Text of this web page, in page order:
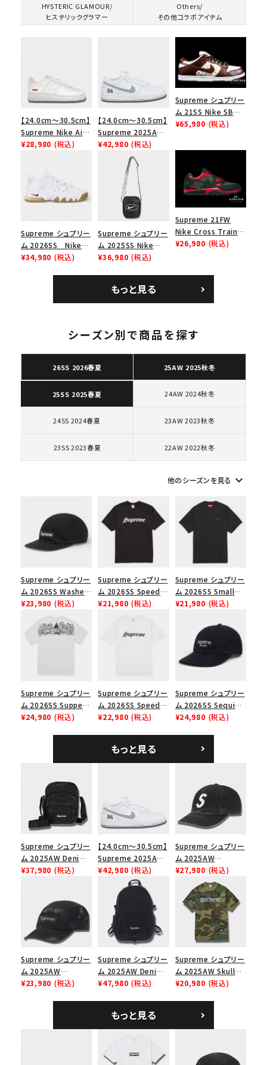
search
人気ワード 2026SS
Tシャツ・ロングスリーブ
カテゴリーから探す
シーズンから探す
価格から探す
円 ～
HYSTERIC GLAMOUR/
ヒステリックグラマー
Others/
その他コラボアイテム
【24.0cm～30.5cm】
Supreme Nike Air
Force 1 Low シュプ
ューズ ホワイト
¥28,980 (税込)
【24.0cm～30.5cm】
Supreme 2025AW
Nike SB Dunk Low
ナイキ SB ダンク ロ
ー スニーカー ホワイ
¥42,980 (税込)
Supreme シュプリー
ム 21SS Nike SB
Dunk Low ナイキSB
¥65,980 (税込)
Supreme シュプリー
ム 2026SS Nike
SB Air Max 2 CB 94
¥34,980 (税込)
Supreme シュプリー
ム 2025SS Nike
Leather Shoulder
ク 黒
¥36,980 (税込)
Supreme 21FW
Nike Cross Trainer
Low ナイキクロスト
¥26,980 (税込)
もっと見る
シーズン別で商品を探す
26SS 2026春夏 25AW 2025秋冬
25SS 2025春夏 24AW 2024秋冬
24SS 2024春夏 23AW 2023秋冬
23SS 2023春夏 22AW 2022秋冬
他のシーズンを見る keyboard_arrow_down
Supreme シュプリー
ム 2026SS Washed
Chino Twill Camp
Cap ウォッシュド チ
ノツイル キャンプキャ
ップ ブラック
¥23,980 (税込)
Supreme シュプリー
ム 2026SS Speed
Tee スピードTシャツ
¥21,980 (税込)
Supreme シュプリー
ム 2026SS Small
Box Tee スモールボ
¥21,980 (税込)
Supreme シュプリー
ム 2026SS Supper
Tee サパーTシャツ
¥24,980 (税込)
Supreme シュプリー
ム 2026SS Speed
Tee スピードTシャツ
¥22,980 (税込)
Supreme シュプリー
ム 2026SS Sequin
Denim Classic
シックロゴ 6パネルキ
ャップ ブラック
¥24,980 (税込)
もっと見る
Supreme シュプリー
ム 2025AW Denim
Shoulder Bag デニ
¥37,980 (税込)
【24.0cm～30.5cm】
Supreme 2025AW
Nike SB Dunk Low
ナイキ SB ダンク ロ
ー スニーカー ホワイ
¥42,980 (税込)
Supreme シュプリー
ム 2025AW
Pigment Coated
2-Tone S Logo 6-
Panel Cap ピグメン
トコーテッド 2トーン
エスロゴ 6パネルキャ
ップ ブラック
¥27,980 (税込)
Supreme シュプリー
ム 2025AW
Overdyed Camp
¥23,980 (税込)
Supreme シュプリー
ム 2025AW Denim
Backpack デニム バ
¥47,980 (税込)
Supreme シュプリー
ム 2025AW Skull
Tee スカル Tシャ
¥20,980 (税込)
もっと見る